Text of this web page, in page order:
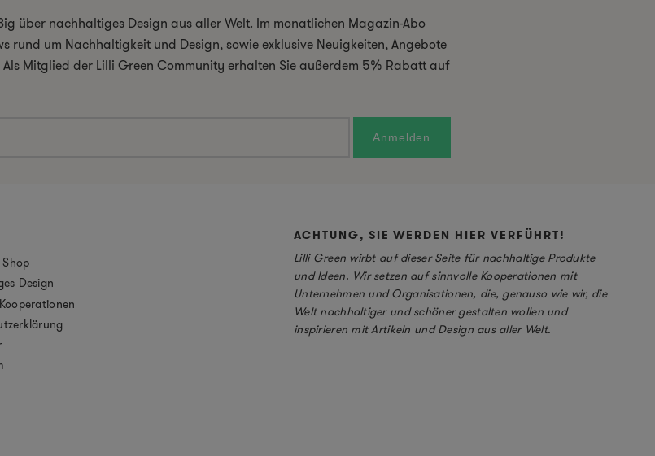
über nachhaltiges Design aus aller Welt. Im monatlichen Magazin-Abo
rund um Nachhaltigkeit und Design, sowie exklusive Neuigkeiten, Angebote
Mitglied der Lilli Green Community erhalten Sie außerdem 5% Rabatt auf
Design
ACHTUNG, SIE WERDEN HIER VERFÜHRT!
Lilli Green wirbt auf dieser Seite für nachhaltige Produkte
und Ideen. Wir setzen auf sinnvolle Kooperationen mit
Unternehmen und Organisationen, die, genauso wie wir, die
Welt nachhaltiger und schöner gestalten wollen und
inspirieren mit Artikeln und Design aus aller Welt.